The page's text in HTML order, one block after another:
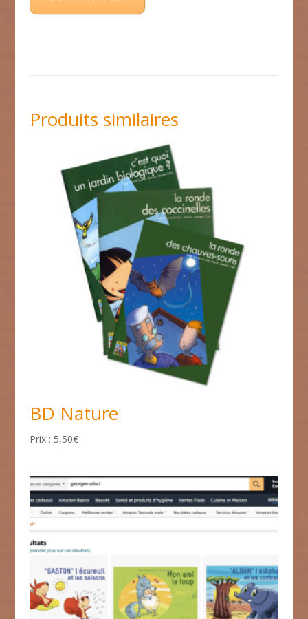
Produits similaires
BD Nature
5,50€